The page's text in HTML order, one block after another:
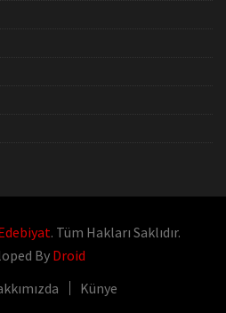
. Tüm Hakları Saklıdır.
By Droid
Künye